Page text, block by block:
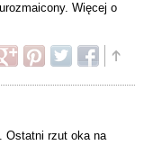
Więcej o
Ostatni rzut oka na